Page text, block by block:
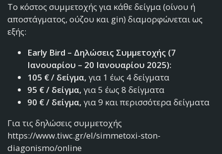
Το κόστος συμμετοχής για κάθε δείγμα (οίνου ή
αποστάγματος, ούζου και gin) διαμορφώνεται ως
εξής:
Early Bird – Δηλώσεις Συμμετοχής (7
Ιανουαρίου – 20 Ιανουαρίου 2025):
105 € / δείγμα, για 1 έως 4 δείγματα
95 € / δείγμα, για 5 έως 8 δείγματα
90 € / δείγμα, για 9 και περισσότερα δείγματα
Για τις δηλώσεις συμμετοχής
https://www.tiwc.gr/el/simmetoxi-ston-
diagonismo/online